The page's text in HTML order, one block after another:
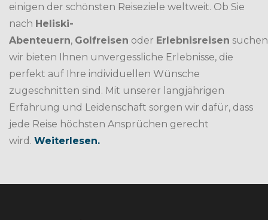
einigen der schönsten Reiseziele weltweit. Ob Sie
nach Heliski-
Abenteuern, Golfreisen oder Erlebnisreisen
wir bieten Ihnen unvergessliche Erlebnisse, die
perfekt auf Ihre individuellen Wünsche
zugeschnitten sind. Mit unserer langjährigen
Erfahrung und Leidenschaft sorgen wir dafür, dass
jede Reise höchsten Ansprüchen gerecht
wird. Weiterlesen.